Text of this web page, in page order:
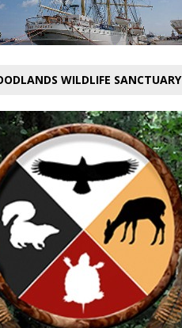
WILDLIFE SANCTUARY